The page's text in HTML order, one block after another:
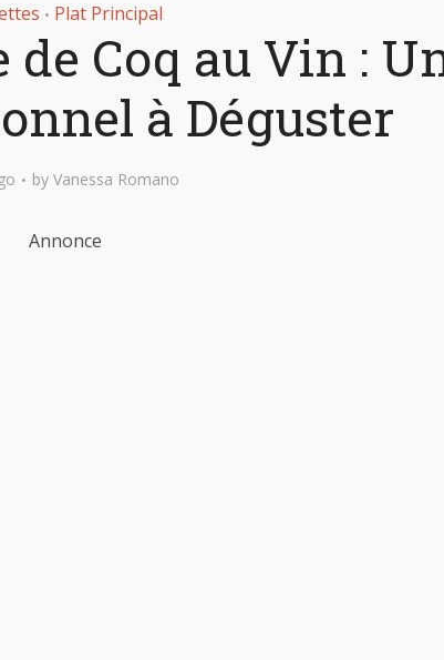
• Plat Principal
de Coq au Vin :
à Déguster
by Vanessa Romano
Annonce